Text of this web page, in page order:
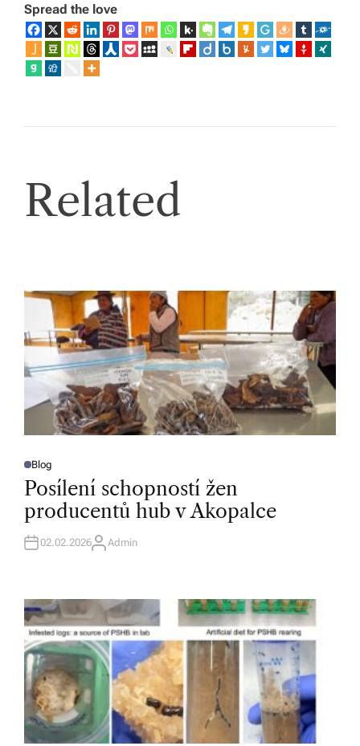
Spread the love
Related
P
O
E
D
N
Blog
Posílení schopností žen
producentů hub v Akopalce
02.02.2026A
R
Admin